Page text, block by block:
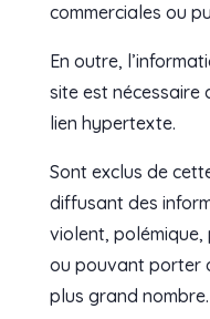
commerciales ou
En outre,
site est nécessaire
lien hypertexte.
Sont exclus de
diffusant des
violent,
ou pouvant porter
plus grand nombre.